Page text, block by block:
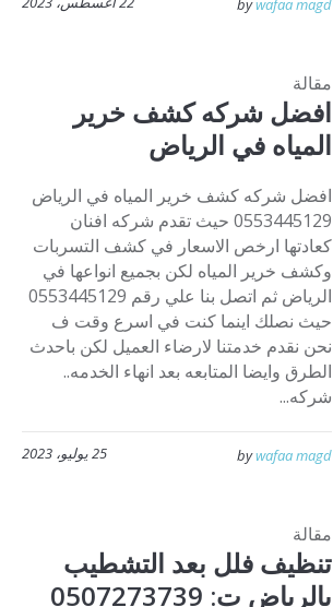
bywafaa magd
مقالة
افضل شركه كشف خرير
المياه في الرياض
افضل شركه كشف خرير المياه في الرياض
0553445129 حيث تقدم شركه افنان
كعادتها ارخص الاسعار في كشف التسربات
وكشف خرير المياه لكن بجميع انواعها في
الرياض ثم اتصل بنا علي رقم 0553445129
حيث نصلك اينما كنت في اسرع وقت ف
نحن نقدم خدمتنا لارضاء العميل لكن باحدث
الطرق وايضا المتابعه بعد انهاء الخدمه..
شركه...
25 يوليو، 2023 bywafaa magd
مقالة
تنظيف فلل بعد التشطيب
بالرياض ت: 0507273739